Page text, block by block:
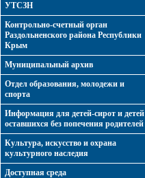
УТСЗН
Контрольно-счетный орган
Раздольненского района Республики
Крым
Муниципальный архив
Отдел образования, молодежи и
спорта
Информация для детей-сирот и детей
оставшихся без попечения родителей
Культура, искусство и охрана
культурного наследия
Доступная среда